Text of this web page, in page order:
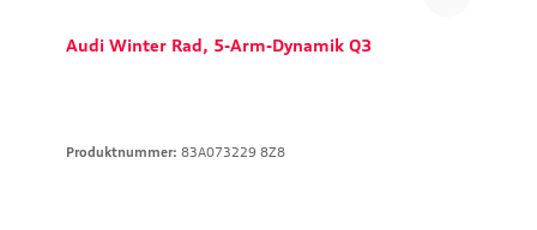
Audi Winter Rad, 5-Arm-Dynamik Q3
Produktnummer: 83A073229 8Z8